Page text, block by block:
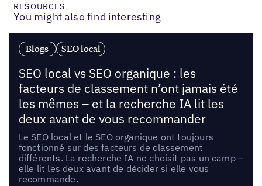
RESOURCES
You might also find interesting
Blogs SEO local
SEO local vs SEO organique : les
facteurs de classement n’ont jamais été
les mêmes – et la recherche IA lit les
deux avant de vous recommander
Le SEO local et le SEO organique ont toujours
fonctionné sur des facteurs de classement
différents. La recherche IA ne choisit pas un camp –
elle lit les deux avant de décider si elle vous
recommande.